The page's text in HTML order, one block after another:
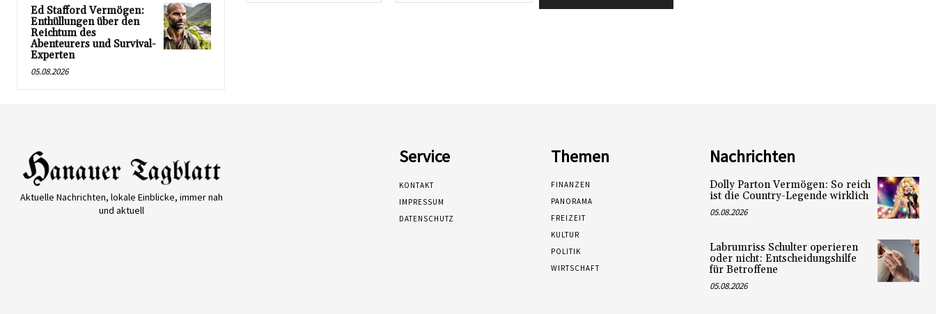
Ed Stafford Vermögen:
Enthüllungen über den
Reichtum des
Abenteurers und Survival-
Experten
05.08.2026
Aktuelle Nachrichten, lokale Einblicke, immer nah
und aktuell
Service
KONTAKT
IMPRESSUM
DATENSCHUTZ
Themen
FINANZEN
PANORAMA
FREIZEIT
KULTUR
POLITIK
WIRTSCHAFT
Nachrichten
Dolly Parton Vermögen: So reich
ist die Country-Legende wirklich
05.08.2026
Labrumriss Schulter operieren
oder nicht: Entscheidungshilfe
für Betroffene
05.08.2026